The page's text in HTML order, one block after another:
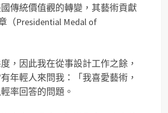
傳統價值觀的轉變，其藝術貢獻
Presidential Medal of
，因此我在從事設計工作之餘，
年輕人來問我：「我喜愛藝術，
率回答的問題。